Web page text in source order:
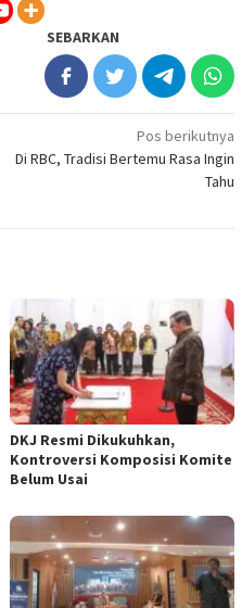
SEBARKAN
Pos berikutnya
Di RBC, Tradisi Bertemu Rasa Ingin
Tahu
DKJ Resmi Dikukuhkan,
Kontroversi Komposisi Komite
Belum Usai